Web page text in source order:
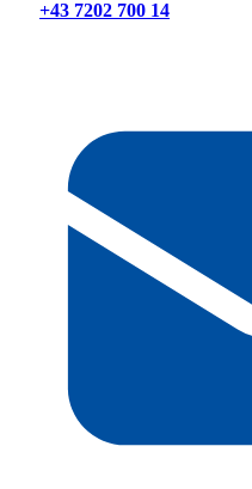
+43 7202 700 14